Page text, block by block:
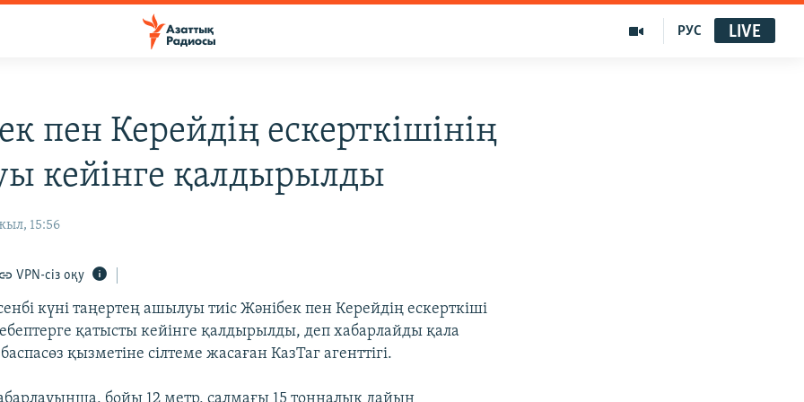
РУС LIVE
пен Керейдің ескерткішінің
кейінге қалдырылды
15:56
VPN-сіз оқу
күні таңертең ашылуы тиіс Жәнібек пен Керейдің ескерткіші
қатысты кейінге қалдырылды, деп хабарлайды қала
баспасөз қызметіне сілтеме жасаған КазТаг агенттігі.